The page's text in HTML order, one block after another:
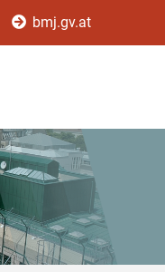
bmj.gv.at